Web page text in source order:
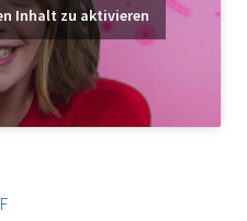
Inhalt zu aktivieren